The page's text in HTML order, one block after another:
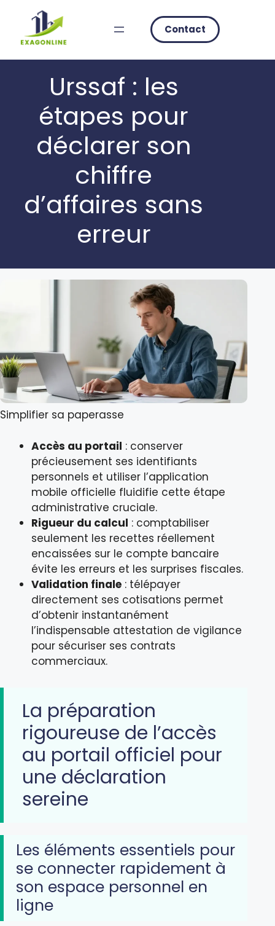
content
Contact
Urssaf : les
étapes pour
déclarer son
chiffre
d’affaires sans
erreur
Simplifier sa paperasse
Accès au portail : conserver
précieusement ses identifiants
personnels et utiliser l’application
mobile officielle fluidifie cette étape
administrative cruciale.
Rigueur du calcul : comptabiliser
seulement les recettes réellement
encaissées sur le compte bancaire
évite les erreurs et les surprises fiscales.
Validation finale : télépayer
directement ses cotisations permet
d’obtenir instantanément
l’indispensable attestation de vigilance
pour sécuriser ses contrats
commerciaux.
La préparation
rigoureuse de l’accès
au portail officiel pour
une déclaration
sereine
Les éléments essentiels pour
se connecter rapidement à
son espace personnel en
ligne